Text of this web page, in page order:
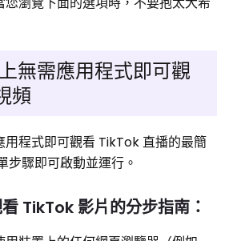
無需應用程式即可觀
頻
用程式即可觀看 TikTok 直播的最簡
步驟即可啟動並運行。
TikTok 影片的分步指南：